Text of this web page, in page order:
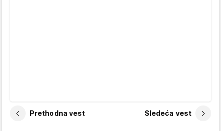
Prethodna vest Sledeća vest